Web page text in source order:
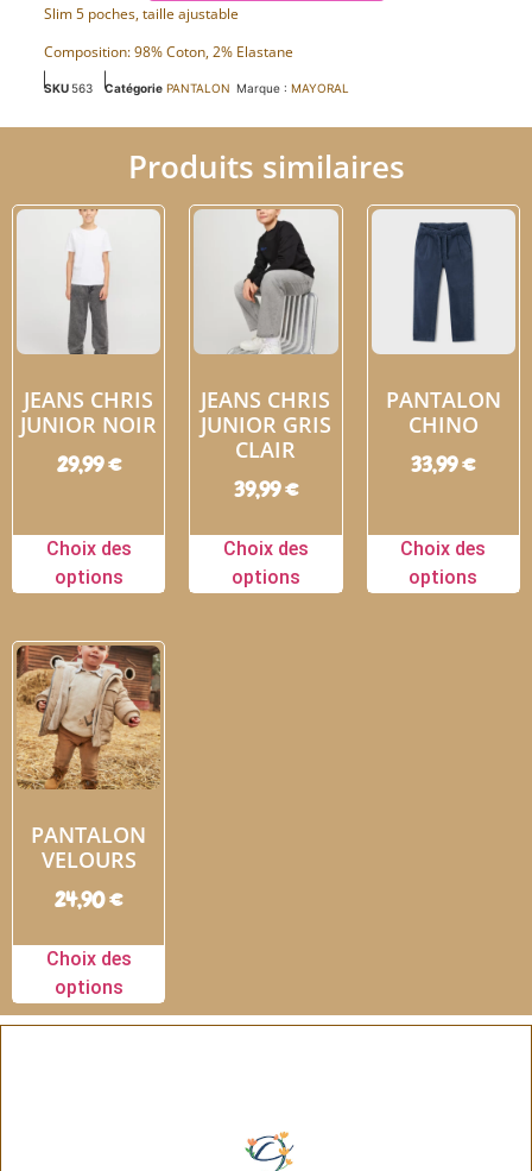
Slim 5 poches, taille ajustable
Composition: 98% Coton, 2% Elastane
SKU 563 Catégorie PANTALON Marque : MAYORAL
Produits similaires
JEANS CHRIS
JUNIOR NOIR
29,99€
Choix des
options
JEANS CHRIS
JUNIOR GRIS
CLAIR
39,99€
Choix des
options
PANTALON
CHINO
33,99€
Choix des
options
PANTALON
VELOURS
24,90€
Choix des
options